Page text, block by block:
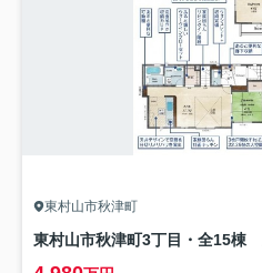
東村山市秋津町